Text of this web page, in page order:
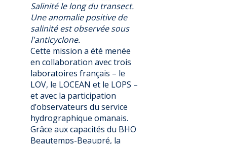
Salinité le long du transect.
Une anomalie positive de
salinité est observée sous
l'anticyclone.
Cette mission a été menée
en collaboration avec trois
laboratoires français – le
LOV, le LOCEAN et le LOPS –
et avec la participation
d’observateurs du service
hydrographique omanais.
Grâce aux capacités du BHO
Beautemps-Beaupré, la